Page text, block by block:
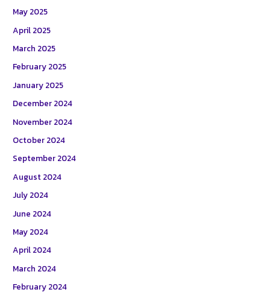
May 2025
April 2025
March 2025
February 2025
January 2025
December 2024
November 2024
October 2024
September 2024
August 2024
July 2024
June 2024
May 2024
April 2024
March 2024
February 2024